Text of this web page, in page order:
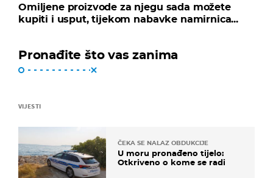
Omiljene proizvode za njegu sada možete
kupiti i usput, tijekom nabavke namirnica...
Pronađite što vas zanima
VIJESTI
ČEKA SE NALAZ OBDUKCIJE
U moru pronađeno tijelo:
Otkriveno o kome se radi